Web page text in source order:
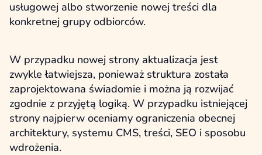
usługowej albo stworzenie nowej treści dla
konkretnej grupy odbiorców.
W przypadku nowej strony aktualizacja jest
zwykle łatwiejsza, ponieważ struktura została
zaprojektowana świadomie i można ją rozwijać
zgodnie z przyjętą logiką. W przypadku istniejącej
strony najpierw oceniamy ograniczenia obecnej
architektury, systemu CMS, treści, SEO i sposobu
wdrożenia.